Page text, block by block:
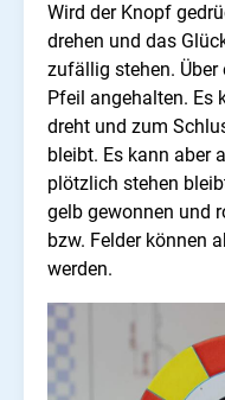
Wird der Knopf
drehen und das
zufällig stehen.
Pfeil angehalten. Es
dreht und zum
bleibt. Es kann aber
plötzlich stehen
gelb gewonnen und
bzw. Felder können
werden.